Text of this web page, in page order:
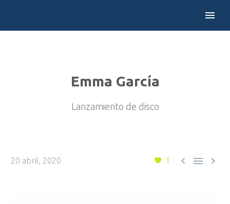
Emma García
Lanzamiento de disco
1   
20 abril, 2020